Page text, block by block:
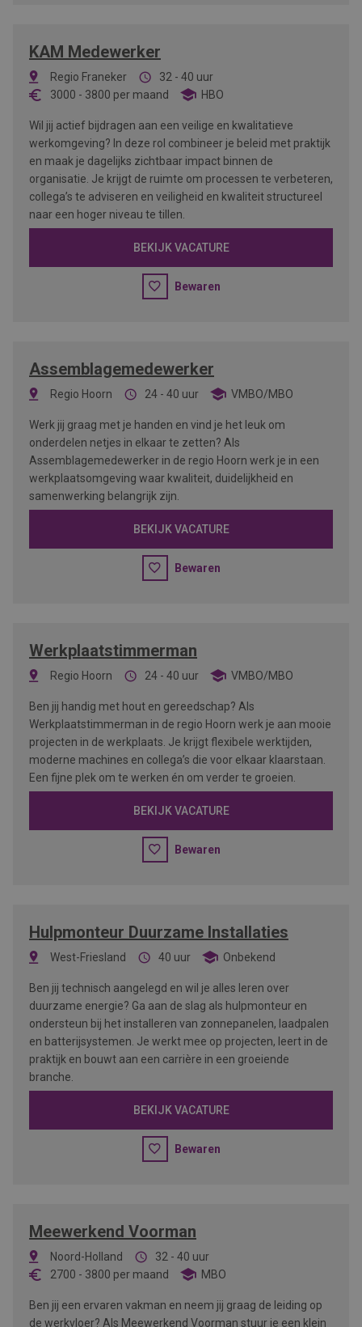
KAM Medewerker
Regio Franeker
32 - 40 uur
3000 - 3800 per maand HBO
Wil jij actief bijdragen aan een veilige en kwalitatieve
werkomgeving? In deze rol combineer je beleid met praktijk
en maak je dagelijks zichtbaar impact binnen de
organisatie. Je krijgt de ruimte om processen te verbeteren,
collega’s te adviseren en veiligheid en kwaliteit structureel
naar een hoger niveau te tillen.
BEKIJK VACATURE
Bewaren
Assemblagemedewerker
Regio Hoorn 24 - 40 uur VMBO/MBO
Werk jij graag met je handen en vind je het leuk om
onderdelen netjes in elkaar te zetten? Als
Assemblagemedewerker in de regio Hoorn werk je in een
werkplaatsomgeving waar kwaliteit, duidelijkheid en
samenwerking belangrijk zijn.
BEKIJK VACATURE
Bewaren
Werkplaatstimmerman
Regio Hoorn 24 - 40 uur VMBO/MBO
Ben jij handig met hout en gereedschap? Als
Werkplaatstimmerman in de regio Hoorn werk je aan mooie
projecten in de werkplaats. Je krijgt flexibele werktijden,
moderne machines en collega’s die voor elkaar klaarstaan.
Een fijne plek om te werken én om verder te groeien.
BEKIJK VACATURE
Bewaren
Hulpmonteur Duurzame Installaties
West-Friesland 40 uur Onbekend
Ben jij technisch aangelegd en wil je alles leren over
duurzame energie? Ga aan de slag als hulpmonteur en
ondersteun bij het installeren van zonnepanelen, laadpalen
en batterijsystemen. Je werkt mee op projecten, leert in de
praktijk en bouwt aan een carrière in een groeiende
branche.
BEKIJK VACATURE
Bewaren
Meewerkend Voorman
Noord-Holland
32 - 40 uur
2700 - 3800 per maand MBO
Ben jij een ervaren vakman en neem jij graag de leiding op
de werkvloer? Als Meewerkend Voorman stuur je een klein